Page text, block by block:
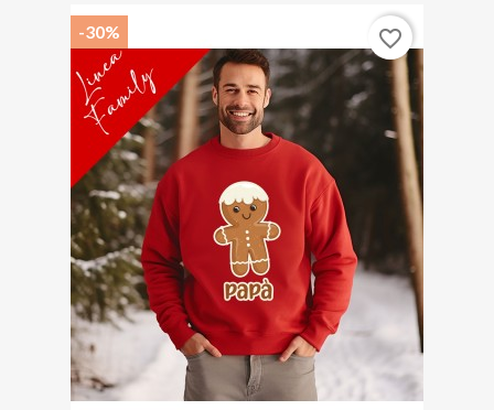
-30% favorite_border